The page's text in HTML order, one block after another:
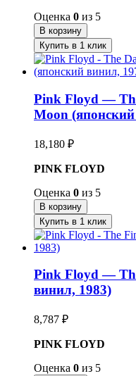
Оценка 0 из 5
В корзину
Купить в 1 клик
Pink Floyd —
Moon
18,180 ₽
PINK FLOYD
Оценка 0 из 5
В корзину
Купить в 1 клик
Pink Floyd —
винил, 1983)
8,787 ₽
PINK FLOYD
Оценка 0 из 5